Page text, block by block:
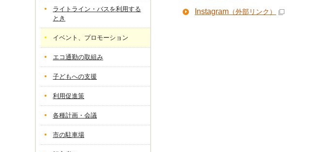
Instagram （外部リンク）
ライトライン・バスを利用する
とき
イベント、プロモーション
エコ通勤の取組み
子どもへの支援
利用促進策
各種計画・会議
市の駐車場